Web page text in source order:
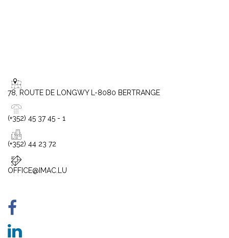
78, ROUTE DE LONGWY L-8080 BERTRANGE
(+352) 45 37 45 - 1
(+352) 44 23 72
OFFICE@IMAC.LU